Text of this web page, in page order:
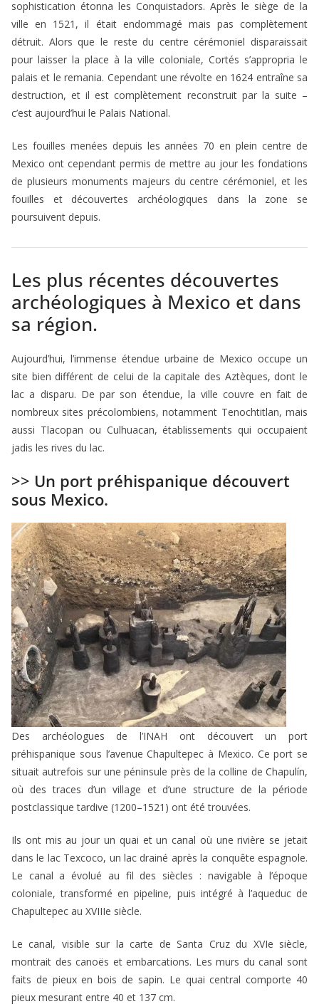
sophistication étonna les Conquistadors. Après le siège de la
ville en 1521, il était endommagé mais pas complètement
détruit. Alors que le reste du centre cérémoniel disparaissait
pour laisser la place à la ville coloniale, Cortés s’appropria le
palais et le remania. Cependant une révolte en 1624 entraîne sa
destruction, et il est complètement reconstruit par la suite –
c’est aujourd’hui le Palais National.
Les fouilles menées depuis les années 70 en plein centre de
Mexico ont cependant permis de mettre au jour les fondations
de plusieurs monuments majeurs du centre cérémoniel, et les
fouilles et découvertes archéologiques dans la zone se
poursuivent depuis.
Les plus récentes découvertes
archéologiques à Mexico et dans
sa région.
Aujourd’hui, l’immense étendue urbaine de Mexico occupe un
site bien différent de celui de la capitale des Aztèques, dont le
lac a disparu. De par son étendue, la ville couvre en fait de
nombreux sites précolombiens, notamment Tenochtitlan, mais
aussi Tlacopan ou Culhuacan, établissements qui occupaient
jadis les rives du lac.
>> Un port préhispanique découvert
sous Mexico.
Des archéologues de l’INAH ont découvert un port
préhispanique sous l’avenue Chapultepec à Mexico. Ce port se
situait autrefois sur une péninsule près de la colline de Chapulín,
où des traces d’un village et d’une structure de la période
postclassique tardive (1200–1521) ont été trouvées.
Ils ont mis au jour un quai et un canal où une rivière se jetait
dans le lac Texcoco, un lac drainé après la conquête espagnole.
Le canal a évolué au fil des siècles : navigable à l’époque
coloniale, transformé en pipeline, puis intégré à l’aqueduc de
Chapultepec au XVIIIe siècle.
Le canal, visible sur la carte de Santa Cruz du XVIe siècle,
montrait des canoës et embarcations. Les murs du canal sont
faits de pieux en bois de sapin. Le quai central comporte 40
pieux mesurant entre 40 et 137 cm.